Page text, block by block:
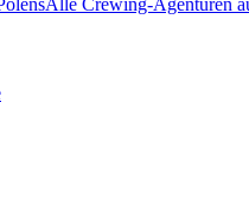
Alle Crewing-Agenturen